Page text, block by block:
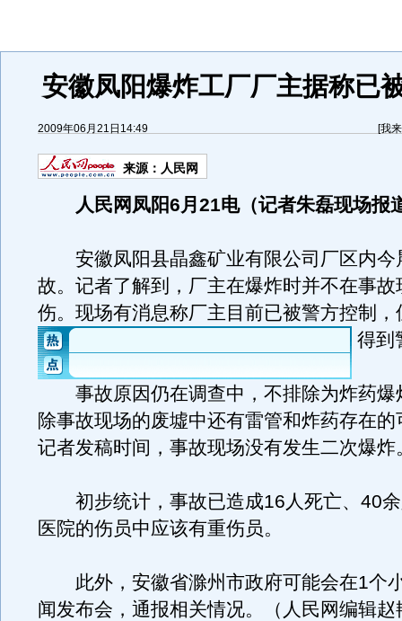
安徽凤阳爆炸工厂厂主据称已
2009年06月21日14:49 [我
来源： 人民网
人民网凤阳6月21电（记者朱磊现场报
安徽凤阳县晶鑫矿业有限公司厂区内今
故。记者了解到，厂主在爆炸时并不在事故
伤。现场有消息称厂主目前已被警方控制，
得到
事故原因仍在调查中，不排除为炸药爆
除事故现场的废墟中还有雷管和炸药存在
记者发稿时间，事故现场没有发生二次爆炸
初步统计，事故已造成16人死亡、40余
医院的伤员中应该有重伤员。
此外，安徽省滁州市政府可能会在1个
闻发布会，通报相关情况。（人民网编辑赵